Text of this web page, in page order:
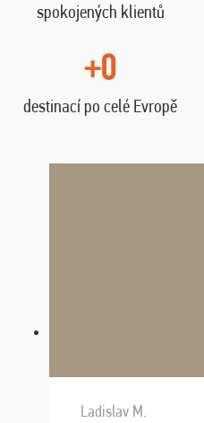
spokojených klientů
+0
destinací po celé Evropě
Ladislav M.